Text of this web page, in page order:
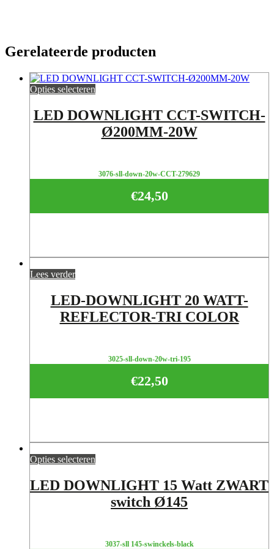
Gerelateerde producten
Opties selecteren
LED DOWNLIGHT CCT-SWITCH-
Ø200MM-20W
3076-sll-down-20w-CCT-279629
€24,50
Lees verder
LED-DOWNLIGHT 20 WATT-
REFLECTOR-TRI COLOR
3025-sll-down-20w-tri-195
€22,50
Opties selecteren
LED DOWNLIGHT 15 Watt ZWART
switch Ø145
3037-sll 145-swinckels-black